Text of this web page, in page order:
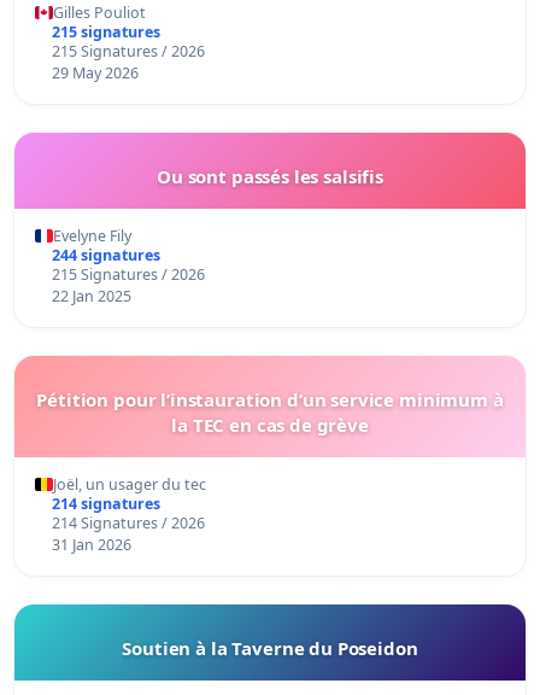
Gilles Pouliot
215 signatures
215 Signatures / 2026
29 May 2026
Ou sont passés les salsifis
Evelyne Fily
244 signatures
215 Signatures / 2026
22 Jan 2025
Pétition pour l’instauration d’un service minimum à
la TEC en cas de grève
Joël, un usager du tec
214 signatures
214 Signatures / 2026
31 Jan 2026
Soutien à la Taverne du Poseidon